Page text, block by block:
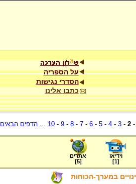
על הספריה
הסדרי נגישות
כתבו אלינו
-
2
-
3
-
4
-
5
-
6
-
7
-
8
-
9
-
10
...הדפים הבאים
וידיאו
[
1
]
אתרים
[
5
]